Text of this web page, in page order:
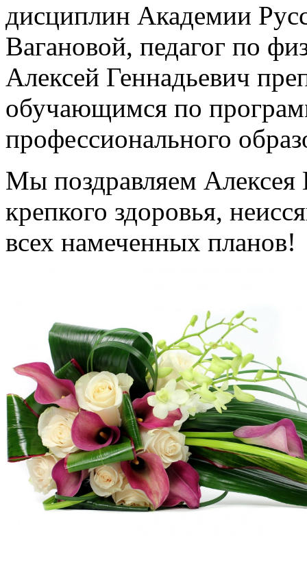
дисциплин Академии
Вагановой, педагог по
Алексей Геннадьевич
обучающимся по
профессионального
Мы поздравляем Алексея
крепкого здоровья,
всех намеченных планов!